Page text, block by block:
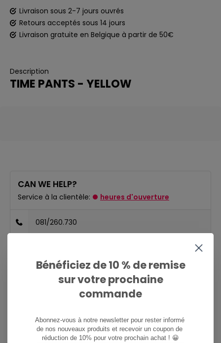
Livraison sous 2-7 jours ouvrés
Retours acceptés sous 14 jours
Livraison gratuite en Belgique à partir de 50€
Description
TIME PANTS - YELLOW
CAN WE HELP?
Service à la clientèle: heures d'ouverture
081/260.730
PARTAGER CE PRODUIT
You might also like...
TU POURRAIS AUSSI AIMER...
Bénéficiez de 10 % de remise
sur votre prochaine
commande
Abonnez-vous à notre newsletter pour rester informé
de nos nouveaux produits et recevoir un coupon de
réduction de 10% pour votre prochain achat ! 😀